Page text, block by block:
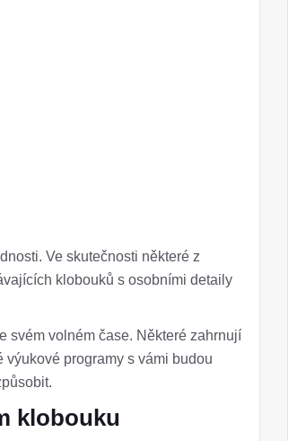
Ve skutečnosti některé z
klobouků s osobními detaily
svém volném čase. Některé zahrnují
programy s vámi budou
klobouku